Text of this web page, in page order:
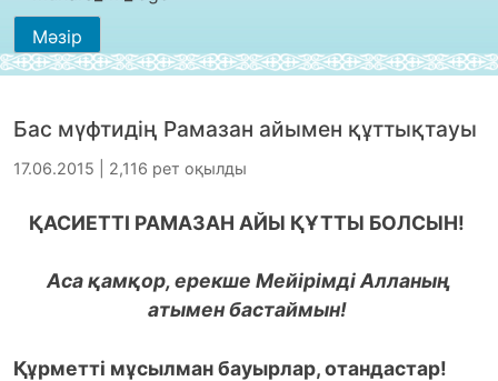
Мәзір
Бас мүфтидің Рамазан айымен құттықтауы
17.06.2015 | 2,116 рет оқылды
ҚАСИЕТТІ РАМАЗАН АЙЫ ҚҰТТЫ БОЛСЫН!
Аса қамқор, ерекше Мейірімді Алланың
атымен бастаймын!
Құрметті мұсылман бауырлар, отандастар!